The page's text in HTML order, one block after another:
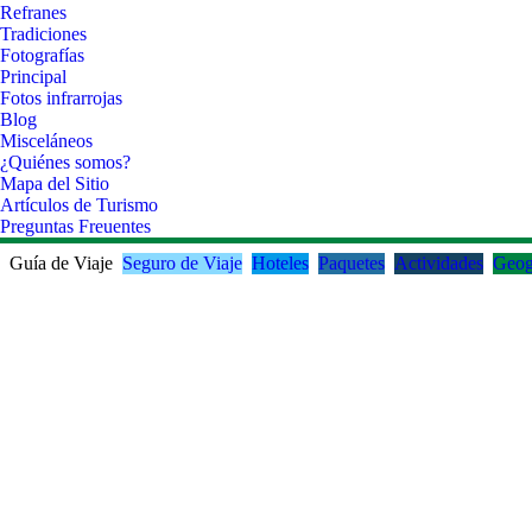
Refranes
Tradiciones
Fotografías
Principal
Fotos infrarrojas
Blog
Misceláneos
¿Quiénes somos?
Mapa del Sitio
Artículos de Turismo
Preguntas Freuentes
Guía de Viaje Seguro de Viaje Hoteles Paquetes Actividades